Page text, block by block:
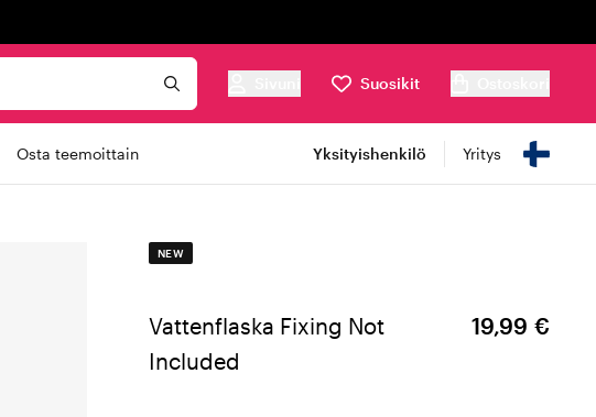
Suosikit
Osta teemoittain Yksityishenkilö Yritys
NEW
Vattenflaska Fixing Not
Included
19,99 €